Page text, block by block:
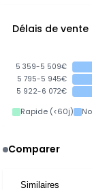
Délais de vente
5 359-5 509€
5 795-5 945€
5 922-6 072€
Rapide (<60j)
Comparer
Similaires